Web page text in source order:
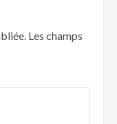
Les champs